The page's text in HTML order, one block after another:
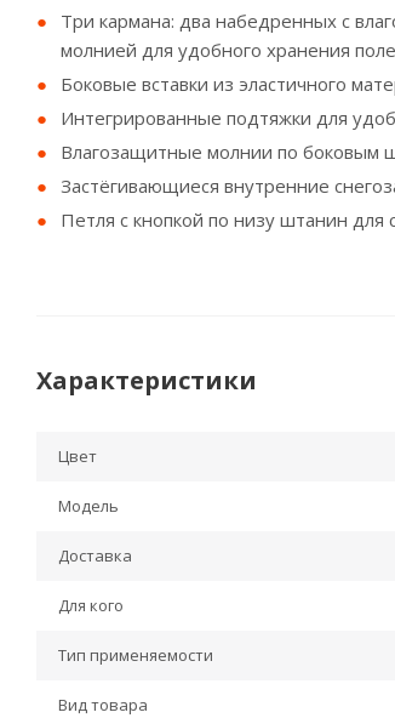
Три кармана: два набедренных с
молнией для удобного хранения
Боковые вставки из эластичного
Интегрированные подтяжки для
Влагозащитные молнии по боковым
Застёгивающиеся внутренние
Петля с кнопкой по низу штанин
Характеристики
Цвет
Модель
Доставка
Для кого
Тип применяемости
Вид товара